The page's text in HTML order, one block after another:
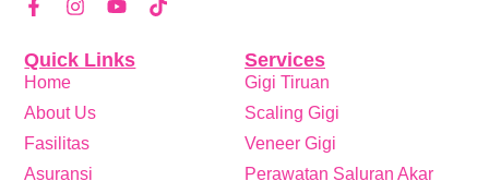
Services
Gigi Tiruan
Scaling Gigi
Veneer Gigi
Perawatan Saluran Akar
Quick Links
Home
About Us
Fasilitas
Asuransi